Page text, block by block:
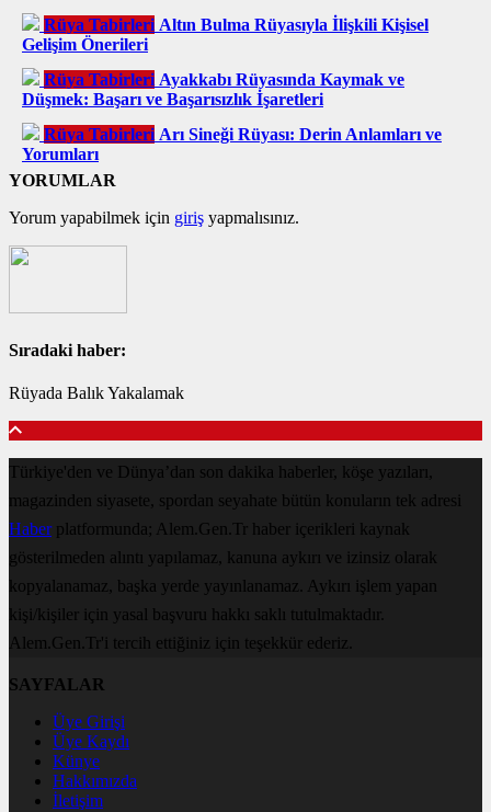
Rüya Tabirleri Altın Bulma Rüyasıyla İlişkili Kişisel
Gelişim Önerileri
Rüya Tabirleri Ayakkabı Rüyasında Kaymak ve
Düşmek: Başarı ve Başarısızlık İşaretleri
Rüya Tabirleri Arı Sineği Rüyası: Derin Anlamları ve
Yorumları
YORUMLAR
Yorum yapabilmek için giriş yapmalısınız.
Sıradaki haber:
Rüyada Balık Yakalamak
Türkiye'den ve Dünya’dan son dakika haberler, köşe yazıları,
magazinden siyasete, spordan seyahate bütün konuların tek adresi
Haberplatformunda; Alem.Gen.Tr haber içerikleri kaynak
gösterilmeden alıntı yapılamaz, kanuna aykırı ve izinsiz olarak
kopyalanamaz, başka yerde yayınlanamaz. Aykırı işlem yapan
kişi/kişiler için yasal başvuru hakkı saklı tutulmaktadır.
Alem.Gen.Tr'i tercih ettiğiniz için teşekkür ederiz.
SAYFALAR
Üye Girişi
Üye Kaydı
Künye
Hakkımızda
İletişim